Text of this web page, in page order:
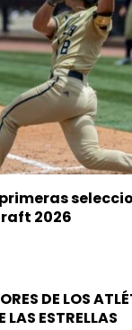
2026
DE LOS
LAS ESTRELLAS